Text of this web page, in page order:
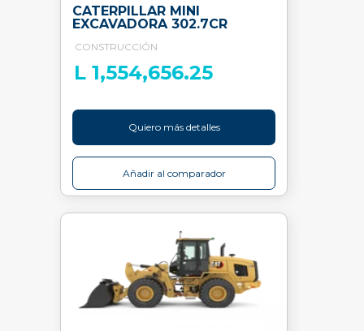
CATERPILLAR MINI
EXCAVADORA 302.7CR
CONSTRUCCIÓN
L 1,554,656.25
Quiero más detalles
Añadir al comparador